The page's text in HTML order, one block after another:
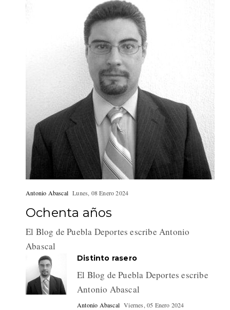
Antonio Abascal Lunes, 08 Enero 2024
Ochenta años
El Blog de Puebla Deportes escribe Antonio
Abascal
Distinto rasero
El Blog de Puebla Deportes escribe
Antonio Abascal
Antonio Abascal Viernes, 05 Enero 2024